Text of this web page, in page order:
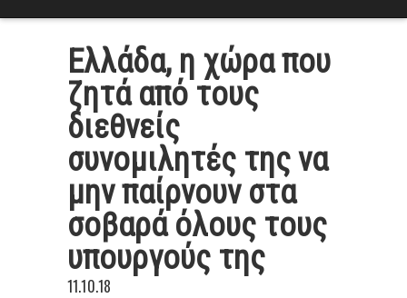
Ελλάδα, η χώρα που
ζητά από τους
διεθνείς
συνομιλητές της να
μην παίρνουν στα
σοβαρά όλους τους
υπουργούς της
11.10.18